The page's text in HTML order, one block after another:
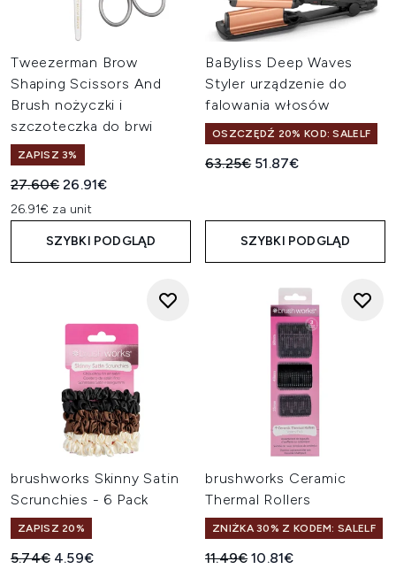
Tweezerman Brow
Shaping Scissors And
Brush nożyczki i
szczoteczka do brwi
ZAPISZ 3%
Sugerowana cena detaliczna:
27.60€Aktualna cena:
26.91€
26.91€ za unit
SZYBKI PODGLĄD
BaByliss Deep Waves
Styler urządzenie do
falowania włosów
OSZCZĘDŹ 20% KOD: SALELF
Sugerowana cena
63.25€ Aktualna cena:
51.87€
SZYBKI PODGLĄD
brushworks Skinny Satin
Scrunchies - 6 Pack
ZAPISZ 20%
Sugerowana cena detaliczna:
5.74€ Aktualna cena:
4.59€
brushworks Ceramic
Thermal Rollers
ZNIŻKA 30% Z KODEM: SALELF
Sugerowana cena
11.49€Aktualna cena:
10.81€